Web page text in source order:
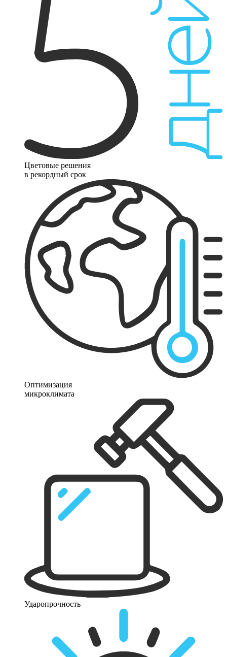
Цветовые решения
в рекордный срок
Оптимизация
микроклимата
Ударопрочность